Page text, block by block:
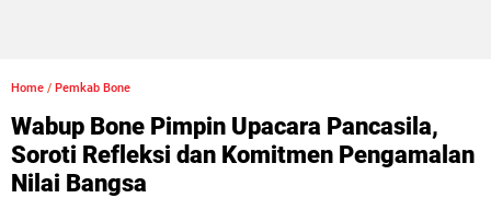
Home / Pemkab Bone
Wabup Bone Pimpin Upacara Pancasila,
Soroti Refleksi dan Komitmen Pengamalan
Nilai Bangsa